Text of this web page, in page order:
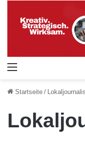
Startseite /